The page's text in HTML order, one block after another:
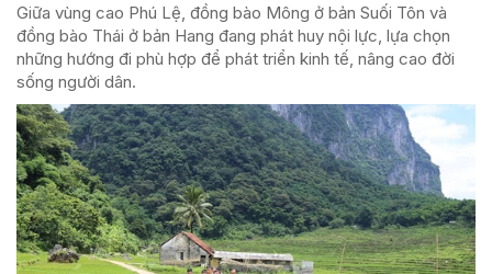
Giữa vùng cao Phú Lệ, đồng bào Mông ở bản Suối Tôn và
đồng bào Thái ở bản Hang đang phát huy nội lực, lựa chọn
những hướng đi phù hợp để phát triển kinh tế, nâng cao đời
sống người dân.